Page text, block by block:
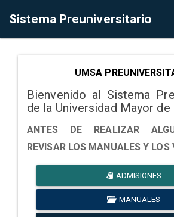
Sistema Preuniversitario
UMSA
Bienvenido al Sistema
de la Universidad Mayor de
ANTES DE REALIZAR
REVISAR LOS MANUALES Y LOS
ADMISIONES
MANUALES